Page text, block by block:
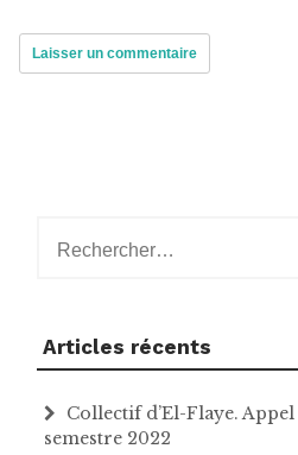
Articles récents
Collectif d’El-Flaye.
semestre 2022